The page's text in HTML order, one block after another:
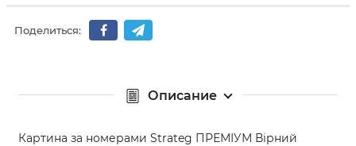
Поделиться:
Описание
Картина за номерами Strateg ПРЕМІУМ Вірний